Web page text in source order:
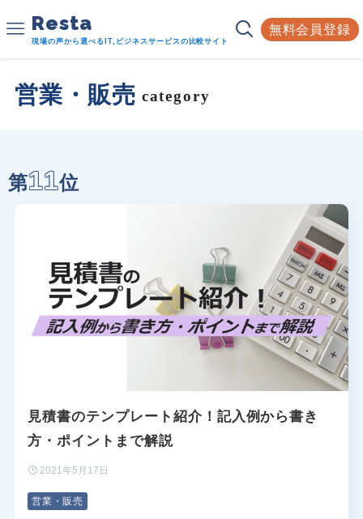
Resta
現場の声から選べるIT,ビジネスサービスの比較サイト
無料会員登録
営業・販売 category
第11位
見積書のテンプレート紹介！記入例から書き
方・ポイントまで解説
2021年5月17日
営業・販売